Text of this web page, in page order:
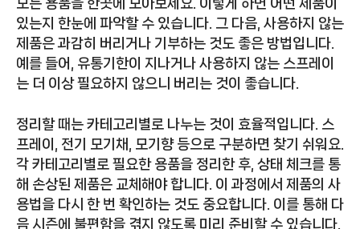
모든 용품을 한곳에 모아보세요. 이렇게 하면 어떤 제품이
있는지 한눈에 파악할 수 있습니다. 그 다음, 사용하지 않는
제품은 과감히 버리거나 기부하는 것도 좋은 방법입니다.
예를 들어, 유통기한이 지나거나 사용하지 않는 스프레이
는 더 이상 필요하지 않으니 버리는 것이 좋습니다.
정리할 때는 카테고리별로 나누는 것이 효율적입니다. 스
프레이, 전기 모기채, 모기향 등으로 구분하면 찾기 쉬워요.
각 카테고리별로 필요한 용품을 정리한 후, 상태 체크를 통
해 손상된 제품은 교체해야 합니다. 이 과정에서 제품의 사
용법을 다시 한 번 확인하는 것도 중요합니다. 이를 통해 다
음 시즌에 불편함을 겪지 않도록 미리 준비할 수 있습니다.